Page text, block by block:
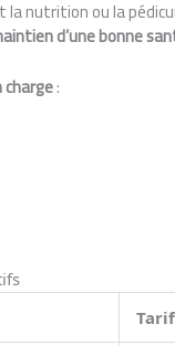
nutrition ou la
d’une bonne
: